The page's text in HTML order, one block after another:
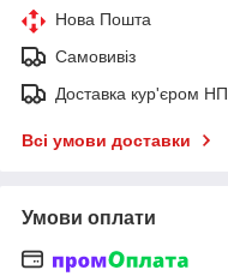
Нова Пошта
Самовивіз
Доставка кур'єром НП
Всі умови доставки
Умови оплати